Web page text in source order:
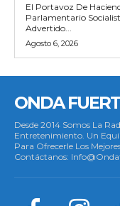
El Portavoz De
Parlamentario
Advertido...
Agosto 6, 2026
ONDA
Desde 2014 Somos La
Entretenimiento. Un
Para Ofrecerle Los
Contáctanos: